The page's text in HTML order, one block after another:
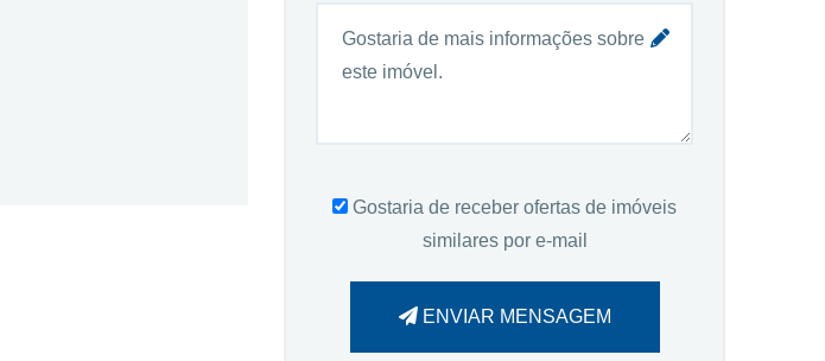
Gostaria de receber ofertas de imóveis
similares por e-mail
ENVIAR MENSAGEM